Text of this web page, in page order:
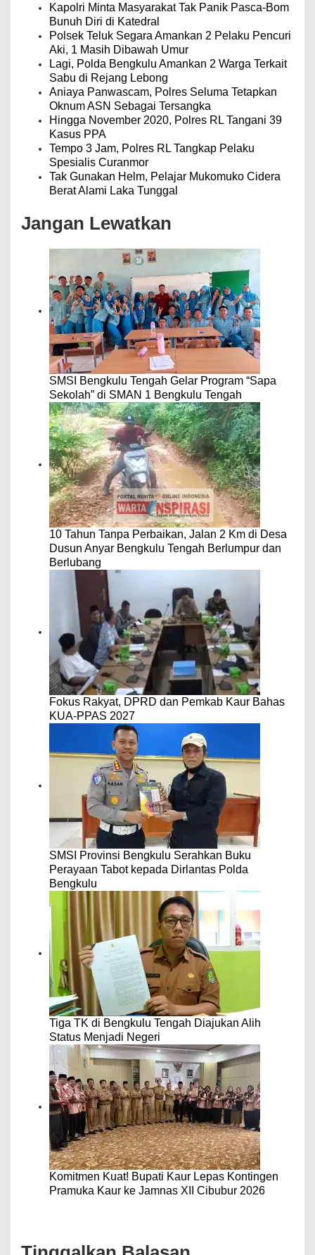
Kapolri Minta Masyarakat Tak Panik Pasca-Bom
Bunuh Diri di Katedral
Polsek Teluk Segara Amankan 2 Pelaku Pencuri
Aki, 1 Masih Dibawah Umur
Lagi, Polda Bengkulu Amankan 2 Warga Terkait
Sabu di Rejang Lebong
Aniaya Panwascam, Polres Seluma Tetapkan
Oknum ASN Sebagai Tersangka
Hingga November 2020, Polres RL Tangani 39
Kasus PPA
Tempo 3 Jam, Polres RL Tangkap Pelaku
Spesialis Curanmor
Tak Gunakan Helm, Pelajar Mukomuko Cidera
Berat Alami Laka Tunggal
Jangan Lewatkan
SMSI Bengkulu Tengah Gelar Program “Sapa
Sekolah” di SMAN 1 Bengkulu Tengah
10 Tahun Tanpa Perbaikan, Jalan 2 Km di Desa
Dusun Anyar Bengkulu Tengah Berlumpur dan
Berlubang
Fokus Rakyat, DPRD dan Pemkab Kaur Bahas
KUA-PPAS 2027
SMSI Provinsi Bengkulu Serahkan Buku
Perayaan Tabot kepada Dirlantas Polda
Bengkulu
Tiga TK di Bengkulu Tengah Diajukan Alih
Status Menjadi Negeri
Komitmen Kuat! Bupati Kaur Lepas Kontingen
Pramuka Kaur ke Jamnas XII Cibubur 2026